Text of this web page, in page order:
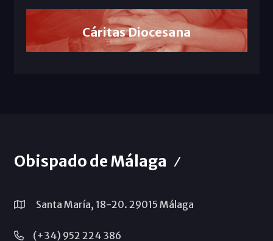
Cáritas Diocesana
Obispado de Málaga
Santa María, 18-20. 29015 Málaga
(+34) 952 224 386